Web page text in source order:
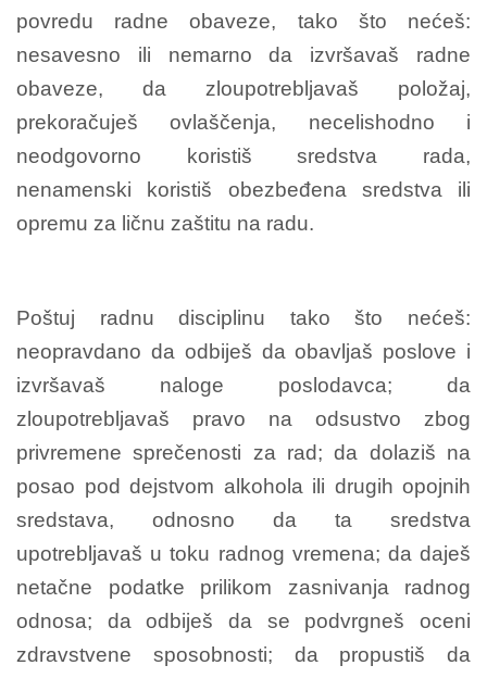
povredu radne obaveze, tako što nećeš:
nesavesno ili nemarno da izvršavaš radne
obaveze, da zloupotrebljavaš položaj,
prekoračuješ ovlaščenja, necelishodno i
neodgovorno koristiš sredstva rada,
nenamenski koristiš obezbeđena sredstva ili
opremu za ličnu zaštitu na radu.
Poštuj radnu disciplinu tako što nećeš:
neopravdano da odbiješ da obavljaš poslove i
izvršavaš naloge poslodavca; da
zloupotrebljavaš pravo na odsustvo zbog
privremene sprečenosti za rad; da dolaziš na
posao pod dejstvom alkohola ili drugih opojnih
sredstava, odnosno da ta sredstva
upotrebljavaš u toku radnog vremena; da daješ
netačne podatke prilikom zasnivanja radnog
odnosa; da odbiješ da se podvrgneš oceni
zdravstvene sposobnosti; da propustiš da